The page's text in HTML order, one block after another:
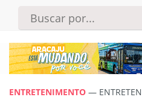
ENTRETENIMENTO —